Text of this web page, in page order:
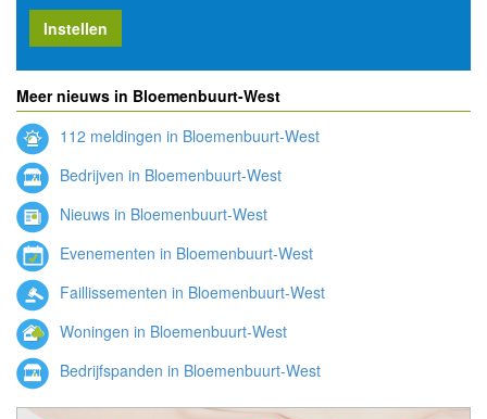
Instellen
Meer nieuws in Bloemenbuurt-West
112 meldingen in Bloemenbuurt-West
Bedrijven in Bloemenbuurt-West
Nieuws in Bloemenbuurt-West
Evenementen in Bloemenbuurt-West
Faillissementen in Bloemenbuurt-West
Woningen in Bloemenbuurt-West
Bedrijfspanden in Bloemenbuurt-West